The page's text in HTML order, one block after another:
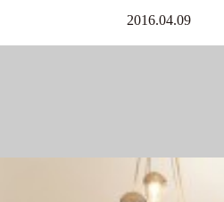
2016.04.09